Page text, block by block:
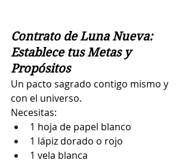
Contrato de Luna Nueva:
Establece tus Metas y
Propósitos
Un pacto sagrado contigo mismo y
con el universo.
Necesitas:
1 hoja de papel blanco
1 lápiz dorado o rojo
1 vela blanca